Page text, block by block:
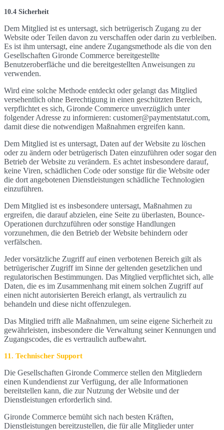
10.4 Sicherheit
Dem Mitglied ist es untersagt, sich betrügerisch Zugang zu der
Website oder Teilen davon zu verschaffen oder darin zu verbleiben.
Es ist ihm untersagt, eine andere Zugangsmethode als die von den
Gesellschaften Gironde Commerce bereitgestellte
Benutzeroberfläche und die bereitgestellten Anweisungen zu
verwenden.
Wird eine solche Methode entdeckt oder gelangt das Mitglied
versehentlich ohne Berechtigung in einen geschützten Bereich,
verpflichtet es sich, Gironde Commerce unverzüglich unter
folgender Adresse zu informieren: customer@paymentstatut.com,
damit diese die notwendigen Maßnahmen ergreifen kann.
Dem Mitglied ist es untersagt, Daten auf der Website zu löschen
oder zu ändern oder betrügerisch Daten einzuführen oder sogar den
Betrieb der Website zu verändern. Es achtet insbesondere darauf,
keine Viren, schädlichen Code oder sonstige für die Website oder
die dort angebotenen Dienstleistungen schädliche Technologien
einzuführen.
Dem Mitglied ist es insbesondere untersagt, Maßnahmen zu
ergreifen, die darauf abzielen, eine Seite zu überlasten, Bounce-
Operationen durchzuführen oder sonstige Handlungen
vorzunehmen, die den Betrieb der Website behindern oder
verfälschen.
Jeder vorsätzliche Zugriff auf einen verbotenen Bereich gilt als
betrügerischer Zugriff im Sinne der geltenden gesetzlichen und
regulatorischen Bestimmungen. Das Mitglied verpflichtet sich, alle
Daten, die es im Zusammenhang mit einem solchen Zugriff auf
einen nicht autorisierten Bereich erlangt, als vertraulich zu
behandeln und diese nicht offenzulegen.
Das Mitglied trifft alle Maßnahmen, um seine eigene Sicherheit zu
gewährleisten, insbesondere die Verwaltung seiner Kennungen und
Zugangscodes, die es vertraulich aufbewahrt.
11. Technischer Support
Die Gesellschaften Gironde Commerce stellen den Mitgliedern
einen Kundendienst zur Verfügung, der alle Informationen
bereitstellen kann, die zur Nutzung der Website und der
Dienstleistungen erforderlich sind.
Gironde Commerce bemüht sich nach besten Kräften,
Dienstleistungen bereitzustellen, die für alle Mitglieder unter